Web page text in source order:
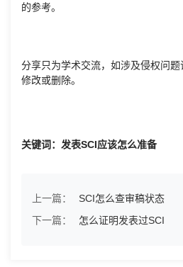
的参考。
分享只为学术交流，如涉及侵权问
修改或删除。
关键词：发表SCI应该怎么准备
上一篇：
SCI怎么查审稿状态
下一篇：
怎么证明发表过SCI